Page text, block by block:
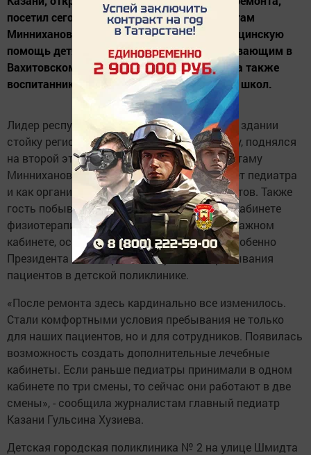
посетил сегодня Президент Татарстана Рустам
Минниханов. Поликлиника оказывает медицинскую
помощь детям в возрасте до 17 лет, проживающим в
Вахитовском и Советском районах Казани, а также
воспитанникам 28 детсадов и учащимся 20 школ.
Лидер республики осмотрел в обновленном здании
стойку регистрации и детскую игровую зону, поднялся
на второй этаж в отделение педиатрии. Рустаму
Минниханову показали, как оснащен кабинет педиатра
и как организован прием маленьких пациентов. Также
гость побывал в отделении реабилитации, кабинете
физиотерапии и лечебной гимнастики, массажном
кабинете, осмотрел новое оборудование. Особенно
Президента РТ интересовали условия пребывания
пациентов в детской поликлинике.
«После ремонта здесь кардинально все изменилось.
Стали комфортными условия пребывания не только
для наших пациентов, но и для сотрудников. Появилась
возможность создать дополнительные лечебные
кабинеты. Если раньше педиатры принимали в одном
кабинете по три смены, то сейчас они работают в две
смены», - сообщила журналистам главный педиатр
Казани Гульсина Хузиева.
Детская городская поликлиника № 2 на улице Шмидта